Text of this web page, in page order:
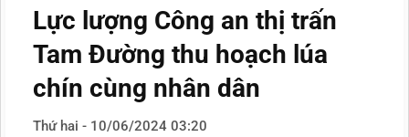
Lực lượng Công an thị trấn
Tam Đường thu hoạch lúa
chín cùng nhân dân
Thứ hai - 10/06/2024 03:20